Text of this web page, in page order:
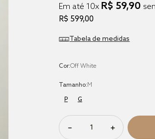
Em até 10x R$ 59,90
R$ 599,00
Tabela de medidas
Tamanho:M
P G
Cor:Off White
＋
－
solteiro
cobre leito